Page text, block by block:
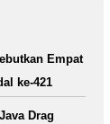
Empat
ke-421
Drag